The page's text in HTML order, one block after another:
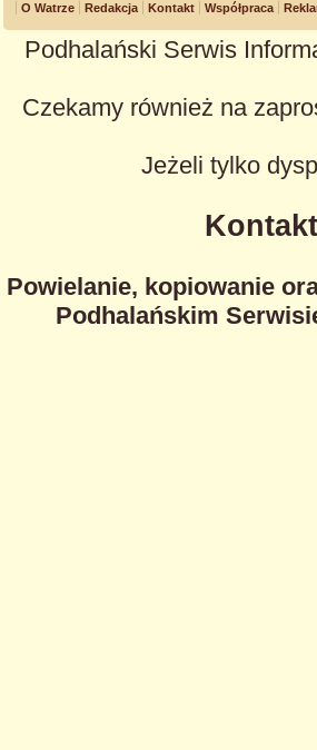
O Watrze Redakcja Kontakt Współpraca
Podhalański Serwis
Czekamy również na
Jeżeli tylko
Powielanie, kopiowanie
Podhalańskim